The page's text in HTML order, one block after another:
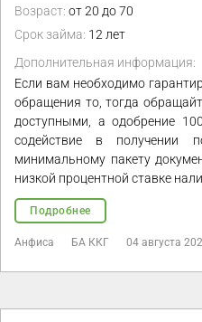
Возраст: от 20 до 70
Срок займа: 12 лет
Дополнительная информация:
Если вам необходимо
обращения то, тогда
доступными, а одобрение
содействие в получении
минимальному пакету
низкой процентной ставке
Подробнее
Анфиса БА ККГ 04 августа